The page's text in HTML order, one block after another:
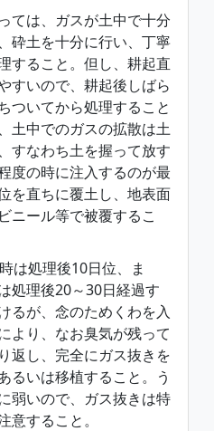
ては、ガスが土中で十分
砕土を十分に行い、丁寧
すること。但し、耕起直
すいので、耕起後しばら
ついてから処理すること
土中でのガスの拡散は土
すなわち土を握って放す
度の時に注入するのが最
を直ちに覆土し、地表面
ニール等で被覆するこ
は処理後10日位、ま
処理後20～30日経過す
るが、念のためくわを入
より、なお臭気が残って
返し、完全にガス抜きを
るいは移植すること。う
弱いので、ガス抜きは特
意すること。